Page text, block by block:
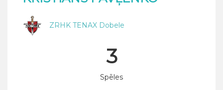
ZRHK TENAX Dobele
3
Spēles